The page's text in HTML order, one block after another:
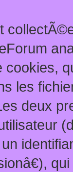
cookies,
les
deux